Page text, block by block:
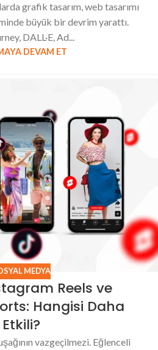
grafik tasarım, web tasarımı
büyük bir devrim yarattı.
DALL·E, Ad...
DEVAM ET
MEDYA
Reels ve
Hangisi Daha
Etkili?
vazgeçilmezi. Eğlenceli